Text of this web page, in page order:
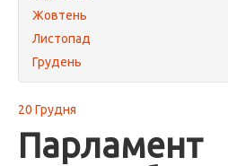
Жовтень
Листопад
Грудень
20 Грудня
Парламент